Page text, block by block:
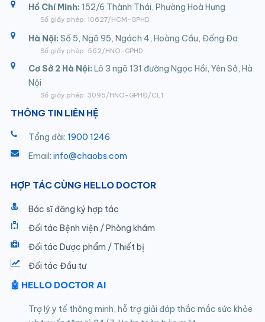
Hồ Chí Minh: 152/6 Thành Thái, Phường Hoà Hưng
Số giấy phép: 10627/HCM-GPHD
Hà Nội: Số 5, Ngõ 95, Ngách 4, Hoàng Cầu, Đống Đa
Số giấy phép: 562/HNO-GPHD
Cơ Sở 2 Hà Nội: Lô 3 ngõ 131 đường Ngọc Hồi, Yên Sở, Hà
Nội
Số giấy phép: 3095/HNO-GPHĐ/CL1
THÔNG TIN LIÊN HỆ
Tổng đài: 1900 1246
Email: info@chaobs.com
HỢP TÁC CÙNG HELLO DOCTOR
Bác sĩ đăng ký hợp tác
Đối tác Bệnh viện / Phòng khám
Đối tác Dược phẩm / Thiết bị
Đối tác Đầu tư
🤖 HELLO DOCTOR AI
Trợ lý y tế thông minh, hỗ trợ giải đáp thắc mắc sức khỏe